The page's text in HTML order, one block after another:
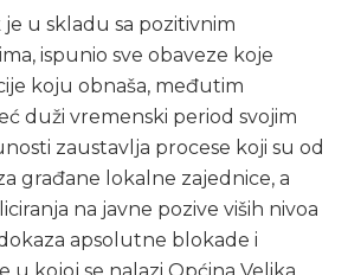
u skladu sa pozitivnim
ispunio sve obaveze koje
koju obnaša, međutim
duži vremenski period svojim
zaustavlja procese koji su od
građane lokalne zajednice, a
na javne pozive viših nivoa
apsolutne blokade i